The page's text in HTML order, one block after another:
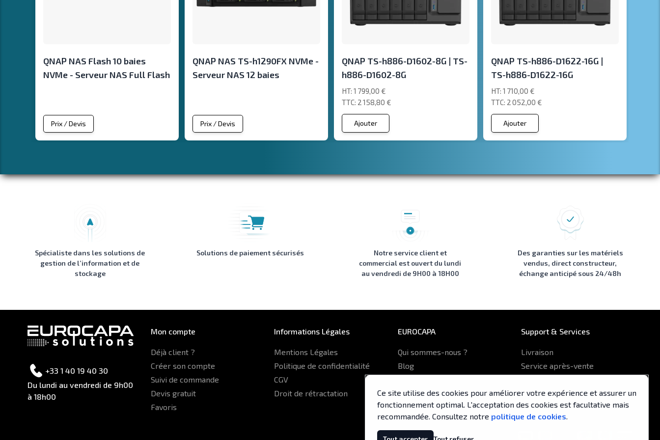
QNAP NAS Flash 10 baies
NVMe - Serveur NAS Full Flash
Prix / Devis
QNAP NAS TS-h1290FX NVMe -
Serveur NAS 12 baies
Prix / Devis
QNAP TS-h886-D1602-8G | TS-
h886-D1602-8G
2 158,80 €
1 799,00 €
Ajouter
QNAP TS-h886-D1622-16G |
TS-h886-D1622-16G
2 052,00 €
1 710,00 €
Ajouter
Spécialiste dans les solutions de
gestion de l’information et de
stockage
Solutions de paiement sécurisés
Notre service client et
commercial est ouvert du lundi
au vendredi de 9H00 à 18H00
Des garanties sur les matériels
vendus, direct constructeur,
échange anticipé sous 24/48h
+33 1 40 19 40 30
Du lundi au vendredi de 9h00
à 18h00
Mon compte
Déjà client ?
Créer son compte
Suivi de commande
Devis gratuit
Favoris
Informations Légales
Mentions Légales
Politique de confidentialité
CGV
Droit de rétractation
EUROCAPA
Qui sommes-nous ?
Blog
ERP Eurocapa
Support & Services
Livraison
Service après-vente
Ce site utilise des cookies pour améliorer votre expérience et assurer un
fonctionnement optimal. L'acceptation des cookies est facultative mais
recommandée. Consultez notre politique de cookies.